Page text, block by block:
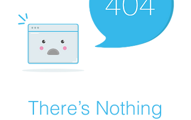
There’s Nothing